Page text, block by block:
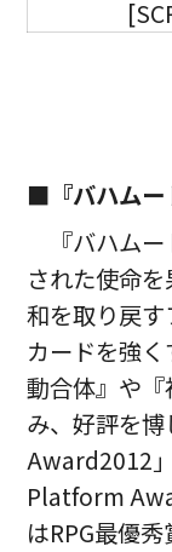
■『バハムー
『バハム
された使命
和を取り戻
カードを強
動合体』や
み、好評を
Award2012
Platform
はRPG最優秀